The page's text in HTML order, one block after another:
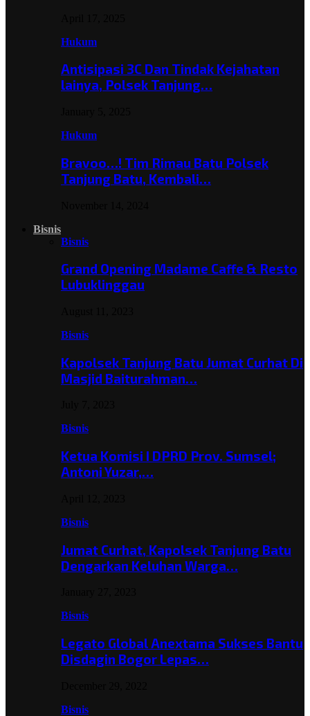
Hukum
Antisipasi 3C Dan Tindak Kejahatan
lainya, Polsek Tanjung…
Hukum
Bravoo…! Tim Rimau Batu Polsek
Tanjung Batu, Kembali…
Bisnis
Bisnis
Grand Opening Madame Caffe & Resto
Lubuklinggau
Bisnis
Kapolsek Tanjung Batu Jumat Curhat Di
Masjid Baiturahman…
Bisnis
Ketua Komisi I DPRD Prov. Sumsel;
Antoni Yuzar,…
Bisnis
Jumat Curhat, Kapolsek Tanjung Batu
Dengarkan Keluhan Warga…
Bisnis
Legato Global Anextama Sukses Bantu
Disdagin Bogor Lepas…
Bisnis